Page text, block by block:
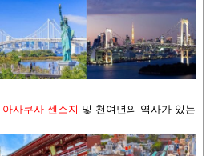
아사쿠사 센소지 및 천여년의 역사가 있는